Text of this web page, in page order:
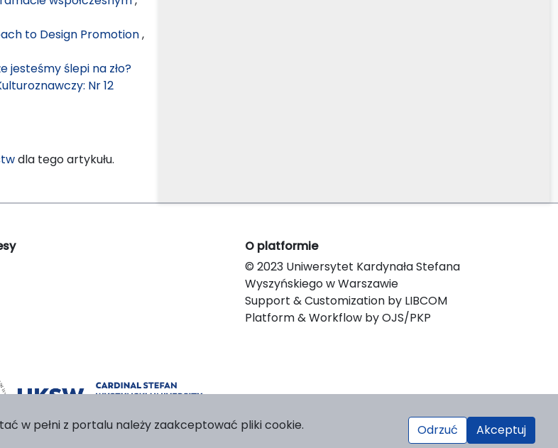
to Design Promotion,
jesteśmy ślepi na zło?
Nr 12
dla tego artykułu.
O platformie
© 2023 Uniwersytet Kardynała Stefana
Wyszyńskiego w Warszawie
Support & Customization by LIBCOM
Platform & Workflow by OJS/PKP
w pełni z portalu należy zaakceptować pliki cookie. Odrzuć Akceptuj